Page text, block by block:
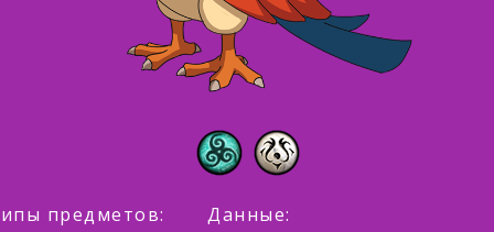
Данные:
предметов: